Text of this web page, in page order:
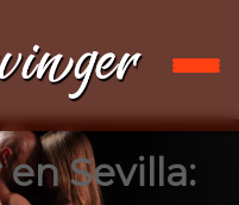
Sevilla: